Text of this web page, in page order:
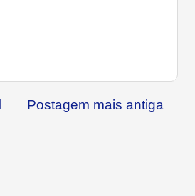
Postagem mais antiga